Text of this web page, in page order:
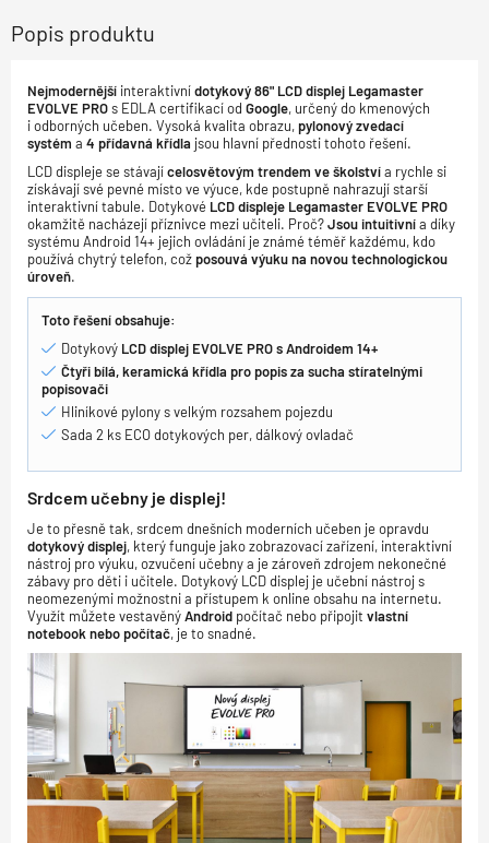
Popis produktu
Nejmodernější interaktivnídotykový 86" LCD displej Legamaster
EVOLVE PROs EDLA certifikací od Google, určený do kmenových
i odborných učeben. Vysoká kvalita obrazu,pylonový zvedací
systém a 4 přídavná křídla jsou hlavní přednosti tohoto řešení.
LCD displeje se stávajícelosvětovým trendem ve školstvía rychle si
získávají své pevné místo ve výuce, kde postupně nahrazují starší
interaktivní tabule. Dotykové LCD displeje Legamaster EVOLVE PRO
okamžitě nacházejí příznivce mezi učiteli. Proč?Jsou intuitivnía díky
systému Android 14+ jejich ovládání je známé téměř každému, kdo
používá chytrý telefon, cožposouvá výuku na novou technologickou
úroveň.
Toto řešení obsahuje:
Dotykový LCD displej EVOLVE PRO s Androidem 14+
Čtyři bílá, keramická křídla pro popis za sucha stíratelnými
popisovači
Hliníkové pylony s velkým rozsahem pojezdu
Sada 2 ks ECO dotykových per, dálkový ovladač
Srdcem učebny je displej!
Je to přesně tak, srdcem dnešních moderních učeben je opravdu
dotykový displej, který funguje jako zobrazovací zařízení, interaktivní
nástroj pro výuku, ozvučení učebny a je zároveň zdrojem nekonečné
zábavy pro děti i učitele. Dotykový LCD displej je učební nástroj s
neomezenými možnostnia přístupem k online obsahu na internetu.
Využít můžete vestavěnýAndroid počítač nebo připojit vlastní
notebook nebo počítač, je to snadné.